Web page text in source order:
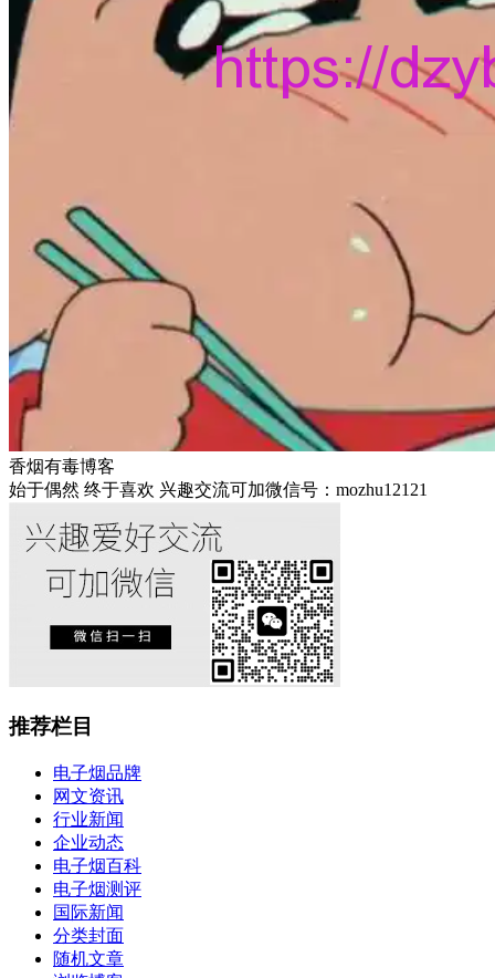
香烟有毒博客
始于偶然 终于喜欢 兴趣交流可加微信号：mozhu12121
推荐栏目
电子烟品牌
网文资讯
行业新闻
企业动态
电子烟百科
电子烟测评
国际新闻
分类封面
随机文章